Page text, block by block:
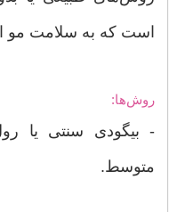
است که به سلامت مو
روش‌ها:
- بیگودی سنتی یا
متوسط.